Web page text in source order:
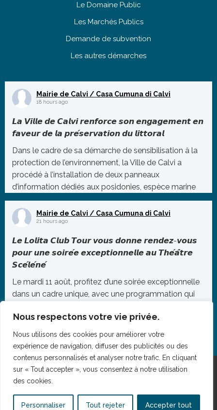
Nous respectons votre vie privée.
Nous utilisons des cookies pour améliorer votre
expérience de navigation, diffuser des publicités ou des
contenus personnalisés et analyser notre trafic. En cliquant
sur « Tout accepter », vous consentez à notre utilisation
des cookies.
Personnaliser Tout rejeter Accepter tout
Le Domaine Public
Les Marchés Publics
Demande de subvention
Les autres démarches
Mairie de Calvi / Casa Cumuna di Calvi
18 hours ago
𝙇𝙖 𝙑𝙞𝙡𝙡𝙚 𝙙𝙚 𝘾𝙖𝙡𝙫𝙞 𝙧𝙚𝙣𝙛𝙤𝙧𝙘𝙚 𝙨𝙤𝙣 𝙚𝙣𝙜𝙖𝙜𝙚𝙢𝙚𝙣𝙩 𝙚𝙣
𝙛𝙖𝙫𝙚𝙪𝙧 𝙙𝙚 𝙡𝙖 𝙥𝙧𝙚́𝙨𝙚𝙧𝙫𝙖𝙩𝙞𝙤𝙣 𝙙𝙪 𝙡𝙞𝙩𝙩𝙤𝙧𝙖𝙡
Dans le cadre de sa démarche de sensibilisation à la
protection de l’environnement, la Ville de Calvi a
procédé à l’installation de deux panneaux
d’information dédiés aux posidonies, espèce marine
protégée essentielle à l’équilibre de notre éco ...
Photo
Mairie de Calvi / Casa Cumuna di Calvi
21 hours ago
𝙇𝙚 𝙇𝙤𝙡𝙞𝙩𝙖 𝘾𝙡𝙪𝙗 𝙏𝙤𝙪𝙧 𝙫𝙤𝙪𝙨 𝙙𝙤𝙣𝙣𝙚 𝙧𝙚𝙣𝙙𝙚𝙯-𝙫𝙤𝙪𝙨
𝙥𝙤𝙪𝙧 𝙪𝙣𝙚 𝙨𝙤𝙞𝙧𝙚́𝙚 𝙚𝙭𝙘𝙚𝙥𝙩𝙞𝙤𝙣𝙣𝙚𝙡𝙡𝙚 𝙖𝙪 𝙏𝙝𝙚́𝙖̂𝙩𝙧𝙚
𝙎𝙘𝙚́𝙡𝙚́𝙣𝙚́
Le mardi 11 août, profitez d’une soirée exceptionnelle
dans un cadre unique, avec une programmation qui
nuit.
À partir de 20h, retrouvez sur scène Vincè – La Petite
Cul ...
Photo
Voir sur Facebook
Mentions légales